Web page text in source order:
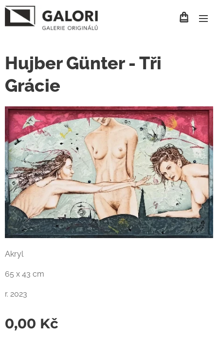
Hujber Günter - Tři
Grácie
Akryl
65 x 43 cm
r. 2023
0,00 Kč